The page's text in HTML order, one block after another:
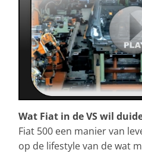
Wat Fiat in de VS wil
Fiat 500 een manier van
op de lifestyle van de wat